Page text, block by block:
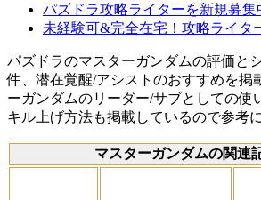
パズドラ攻略ライターを新規募集
未経験可&完全在宅！攻略ライタ
パズドラのマスターガンダムの評価と
件、潜在覚醒/アシストのおすすめを掲
ーガンダムのリーダー/サブとしての使
キル上げ方法も掲載しているので参考
マスターガンダムの関連